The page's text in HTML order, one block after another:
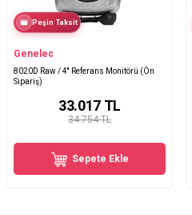
Peşin Taksit
Genelec
8020D Raw / 4′′ Referans Monitörü (Ön
Sipariş)
34.754 TL
33.017TL
Sepete Ekle